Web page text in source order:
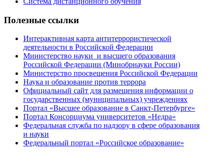
Полезные ссылки
Интерактивная карта антитеррористической
деятельности в Российской Федерации
Министерство науки и высшего образования
Российской Федерации (Минобрнауки России)
Министерство просвещения Российской Федерации
Наука и образование против террора
Официальный сайт для размещения информации о
государственных (муниципальных) учреждениях
Портал «Высшее образование в Санкт-Петербурге»
Портал Консорциума университетов «Недра»
Федеральная служба по надзору в сфере образования
и науки
Федеральный портал «Российское образование»